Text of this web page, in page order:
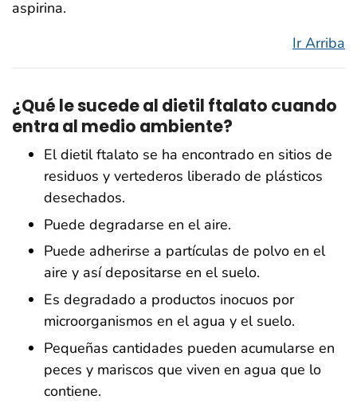
aspirina.
Ir Arriba
¿Qué le sucede al dietil ftalato cuando
entra al medio ambiente?
El dietil ftalato se ha encontrado en sitios de
residuos y vertederos liberado de plásticos
desechados.
Puede degradarse en el aire.
Puede adherirse a partículas de polvo en el
aire y así depositarse en el suelo.
Es degradado a productos inocuos por
microorganismos en el agua y el suelo.
Pequeñas cantidades pueden acumularse en
peces y mariscos que viven en agua que lo
contiene.